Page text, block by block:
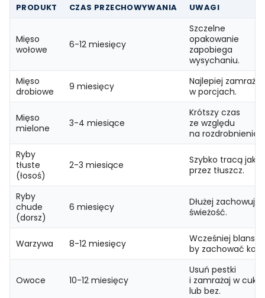
PRODUKT CZAS PRZECHOWYWANIA UWAGI
Mięso
wołowe
6-12 miesięcy
Szczelne
opakowanie
zapobiega
wysychaniu.
Mięso
drobiowe
9 miesięcy
Najlepiej
w porcjach.
Mięso
mielone
3-4 miesiące
Krótszy czas
ze względu
na rozdrobnienie.
Ryby
tłuste
(łosoś)
2-3 miesiące
Szybko tracą
przez tłuszcz.
Ryby
chude
(dorsz)
6 miesięcy
Dłużej zachowują
świeżość.
Warzywa 8-12 miesięcy
Wcześniej
by zachować
Owoce 10-12 miesięcy
Usuń pestki
i zamrażaj w
lub bez.